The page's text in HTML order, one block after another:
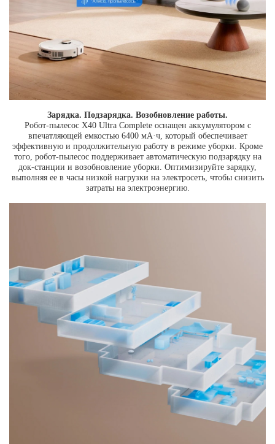
Зарядка. Подзарядка. Возобновление работы.
Робот-пылесос X40 Ultra Complete оснащен аккумулятором с
впечатляющей емкостью 6400 мА·ч, который обеспечивает
эффективную и продолжительную работу в режиме уборки. Кроме
того, робот-пылесос поддерживает автоматическую подзарядку на
док-станции и возобновление уборки. Оптимизируйте зарядку,
выполняя ее в часы низкой нагрузки на электросеть, чтобы снизить
затраты на электроэнергию.